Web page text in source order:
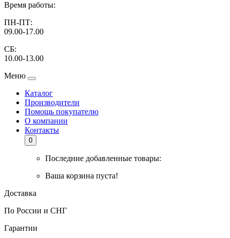
Время работы:
ПН-ПТ:
09.00-17.00
СБ:
10.00-13.00
Меню
Каталог
Производители
Помощь покупателю
О компании
Контакты
0
Последние добавленные товары:
Ваша корзина пуста!
Доставка
По России и СНГ
Гарантии